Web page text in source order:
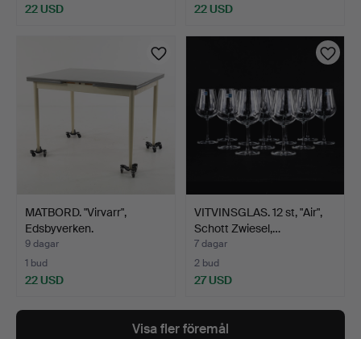
22 USD 22 USD
MATBORD. "Virvarr",
Edsbyverken.
9 dagar
1 bud
22 USD
VITVINSGLAS. 12 st, "Air",
Schott Zwiesel,…
7 dagar
2 bud
27 USD
Visa fler föremål